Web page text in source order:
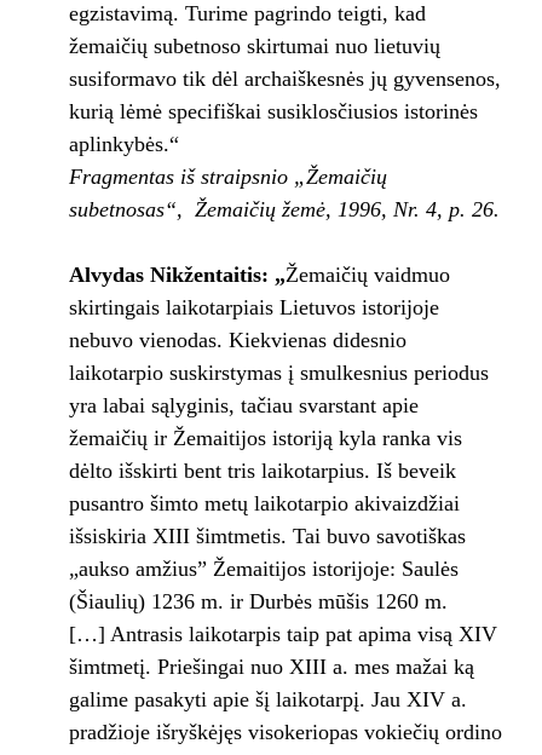
egzistavimą. Turime pagrindo teigti, kad
žemaičių subetnoso skirtumai nuo lietuvių
susiformavo tik dėl archaiškesnės jų gyvensenos,
kurią lėmė specifiškai susiklosčiusios istorinės
aplinkybės.“
Fragmentas iš straipsnio „Žemaičių
subetnosas“, Žemaičių žemė, 1996, Nr. 4, p. 26.
Alvydas Nikžentaitis: „Žemaičių vaidmuo
skirtingais laikotarpiais Lietuvos istorijoje
nebuvo vienodas. Kiekvienas didesnio
laikotarpio suskirstymas į smulkesnius periodus
yra labai sąlyginis, tačiau svarstant apie
žemaičių ir Žemaitijos istoriją kyla ranka vis
dėlto išskirti bent tris laikotarpius. Iš beveik
pusantro šimto metų laikotarpio akivaizdžiai
išsiskiria XIII šimtmetis. Tai buvo savotiškas
„aukso amžius” Žemaitijos istorijoje: Saulės
(Šiaulių) 1236 m. ir Durbės mūšis 1260 m.
[…] Antrasis laikotarpis taip pat apima visą XIV
šimtmetį. Priešingai nuo XIII a. mes mažai ką
galime pasakyti apie šį laikotarpį. Jau XIV a.
pradžioje išryškėjęs visokeriopas vokiečių ordino